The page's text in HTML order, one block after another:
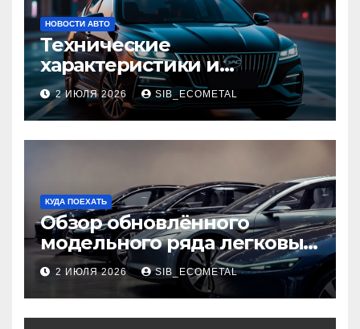
НОВОСТИ АВТО
Технические
характеристики и
доступные комплектации
GAC Empow
2 ИЮЛЯ 2026 SIB_ECOMETAL
КУДА ПОЕХАТЬ
Обзор обновлённого
модельного ряда легковых
автомобилей 2026 года
2 ИЮЛЯ 2026 SIB_ECOMETAL